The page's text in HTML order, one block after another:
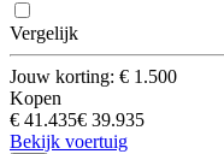
Vergelijk
Jouw korting: € 1.500
Kopen
€ 41.435€ 39.935
Bekijk voertuig